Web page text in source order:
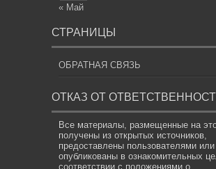
« Май
СТРАНИЦЫ
ОБРАТНАЯ СВЯЗЬ
ОТКАЗ ОТ
Все материалы, размещенные на
получены из открытых источников,
предоставлены пользователями или
опубликованы в ознакомительных
соответствии с положениями о